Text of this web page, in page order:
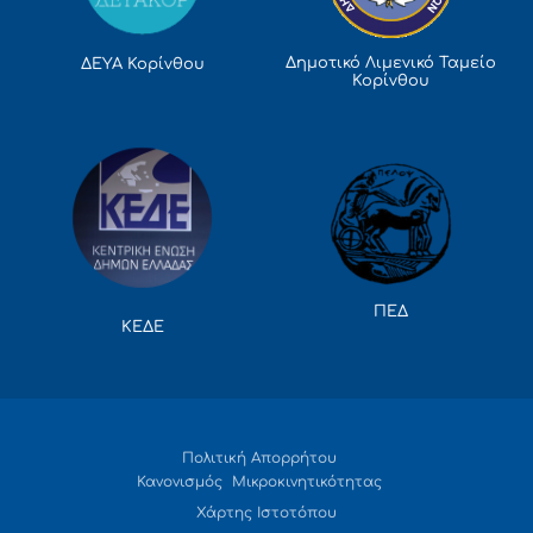
ΔΕΥΑ Κορίνθου
Δημοτικό Λιμενικό Ταμείο
Κορίνθου
ΚΕΔΕ
ΠΕΔ
Πολιτική Απορρήτου
Κανονισμός Μικροκινητικότητας
Χάρτης Ιστοτόπου